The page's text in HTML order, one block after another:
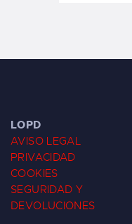
LOPD
AVISO LEGAL
PRIVACIDAD
COOKIES
SEGURIDAD Y
DEVOLUCIONES